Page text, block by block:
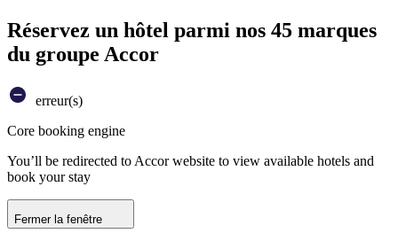
Réservez un hôtel parmi nos 45 marques
du groupe Accor
erreur(s)
Core booking engine
You’ll be redirected to Accor website to view available hotels and
book your stay
Fermer la fenêtre